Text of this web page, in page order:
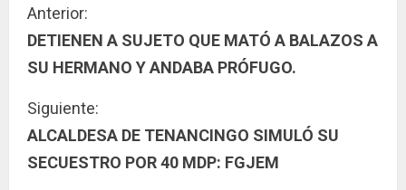
S
i
u
e
Anterior:
DETIENEN A SUJETO QUE MATÓ A BALAZOS A
SU HERMANO Y ANDABA PRÓFUGO.
Siguiente:
ALCALDESA DE TENANCINGO SIMULÓ SU
SECUESTRO POR 40 MDP: FGJEM